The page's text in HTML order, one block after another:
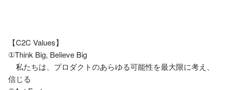
【C2C Values】
①Think Big, Believe Big
私たちは、プロダクトのあらゆる可能性を最大限に考え、
信じる